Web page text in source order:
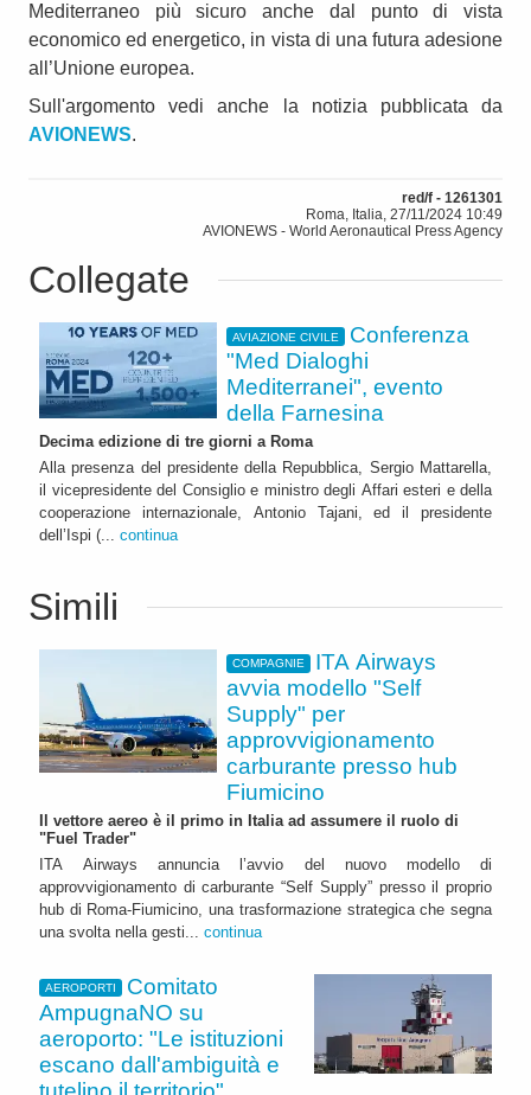
Mediterraneo più sicuro anche dal punto di vista
economico ed energetico, in vista di una futura adesione
all’Unione europea.
Sull'argomento vedi anche la notizia pubblicata da
AVIONEWS.
red/f - 1261301
Roma, Italia, 27/11/2024 10:49
AVIONEWS - World Aeronautical Press Agency
Collegate
AVIAZIONE CIVILE
Conferenza
"Med Dialoghi
Mediterranei", evento
della Farnesina
Decima edizione di tre giorni a Roma
Alla presenza del presidente della Repubblica, Sergio Mattarella,
il vicepresidente del Consiglio e ministro degli Affari esteri e della
cooperazione internazionale, Antonio Tajani, ed il presidente
dell’Ispi (... continua
Simili
COMPAGNIE
ITA Airways
avvia modello "Self
Supply" per
approvvigionamento
carburante presso hub
Fiumicino
Il vettore aereo è il primo in Italia ad assumere il ruolo di
"Fuel Trader"
ITA Airways annuncia l’avvio del nuovo modello di
approvvigionamento di carburante “Self Supply” presso il proprio
hub di Roma-Fiumicino, una trasformazione strategica che segna
una svolta nella gesti... continua
AEROPORTI
Comitato
AmpugnaNO su
aeroporto: "Le istituzioni
escano dall'ambiguità e